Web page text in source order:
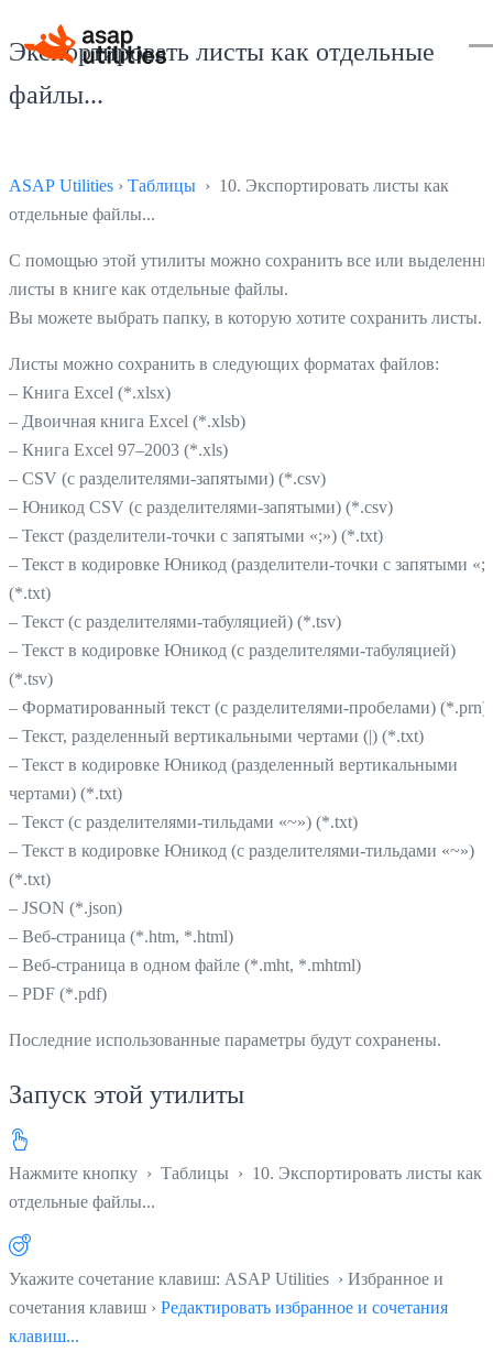
Экспортировать листы как отдельные
файлы...
ASAP Utilities › Таблицы › 10. Экспортировать листы как
отдельные файлы...
С помощью этой утилиты можно сохранить все или
листы в книге как отдельные файлы.
Вы можете выбрать папку, в которую хотите сохранить листы.
Листы можно сохранить в следующих форматах файлов:
– Книга Excel (*.xlsx)
– Двоичная книга Excel (*.xlsb)
– Книга Excel 97–2003 (*.xls)
– CSV (с разделителями-запятыми) (*.csv)
– Юникод CSV (с разделителями-запятыми) (*.csv)
– Текст (разделители-точки с запятыми «;») (*.txt)
– Текст в кодировке Юникод (разделители-точки с запятыми
(*.txt)
– Текст (с разделителями-табуляцией) (*.tsv)
– Текст в кодировке Юникод (с разделителями-табуляцией)
(*.tsv)
– Форматированный текст (с разделителями-пробелами) (*.prn)
– Текст, разделенный вертикальными чертами (|) (*.txt)
– Текст в кодировке Юникод (разделенный вертикальными
чертами) (*.txt)
– Текст (с разделителями-тильдами «~») (*.txt)
– Текст в кодировке Юникод (с разделителями-тильдами «~»)
(*.txt)
– JSON (*.json)
– Веб-страница (*.htm, *.html)
– Веб-страница в одном файле (*.mht, *.mhtml)
– PDF (*.pdf)
Последние использованные параметры будут сохранены.
Запуск этой утилиты
Нажмите кнопку › Таблицы › 10. Экспортировать листы как
отдельные файлы...
Укажите сочетание клавиш: ASAP Utilities › Избранное и
сочетания клавиш › Редактировать избранное и сочетания
клавиш...